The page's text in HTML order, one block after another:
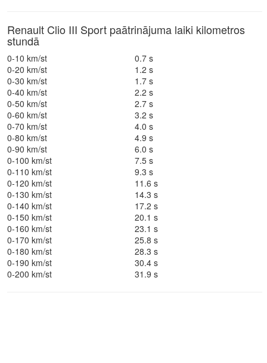
Renault Clio III Sport paātrinājuma laiki kilometros
stundā
0-10 km/st
0.7 s
0-20 km/st
1.2 s
0-30 km/st
1.7 s
0-40 km/st
2.2 s
0-50 km/st
2.7 s
0-60 km/st
3.2 s
0-70 km/st
4.0 s
0-80 km/st
4.9 s
0-90 km/st
6.0 s
0-100 km/st
7.5 s
0-110 km/st
9.3 s
0-120 km/st
11.6 s
0-130 km/st
14.3 s
0-140 km/st
17.2 s
0-150 km/st
20.1 s
0-160 km/st
23.1 s
0-170 km/st
25.8 s
0-180 km/st
28.3 s
0-190 km/st
30.4 s
0-200 km/st
31.9 s